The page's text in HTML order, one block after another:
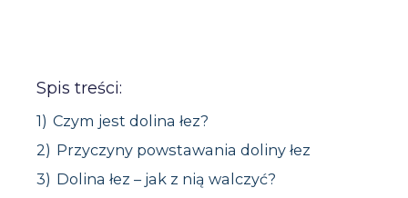
Spis treści:
1) Czym jest dolina łez?
2) Przyczyny powstawania doliny łez
3) Dolina łez – jak z nią walczyć?